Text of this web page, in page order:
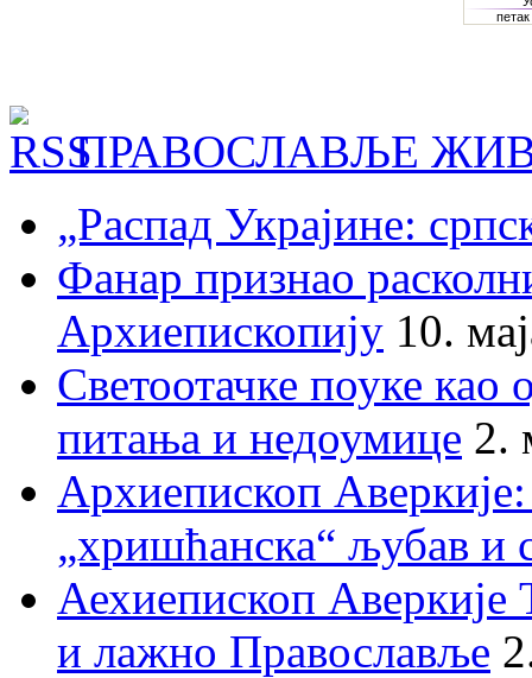
ПРАВОСЛАВЉЕ
„Распад Украјине:
Фанар признао
Архиепископију 10.
Светоотачке поуке као
питања и недоумице 2.
Архиепископ
„хришћанска“ љубав и
Аехиепископ
и лажно Православље